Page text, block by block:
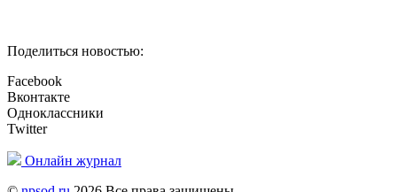
Поделиться новостью:
Facebook
Вконтакте
Одноклассники
Twitter
Онлайн журнал